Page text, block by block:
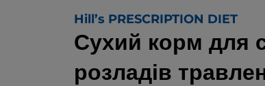
Hill’s PRESCRIPTION DIET
Сухий корм для
розладів